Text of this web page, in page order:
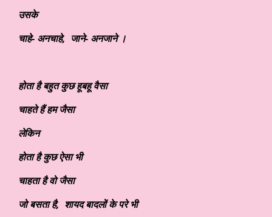
उसके
चाहे- अनचाहे, जाने- अनजाने ।
होता है बहुत कुछ हूबहू वैसा
चाहते हैं हम जैसा
लेकिन
होता है कुछ ऐसा भी
चाहता है वो जैसा
जो बसता है, शायद बादलों के परे भी